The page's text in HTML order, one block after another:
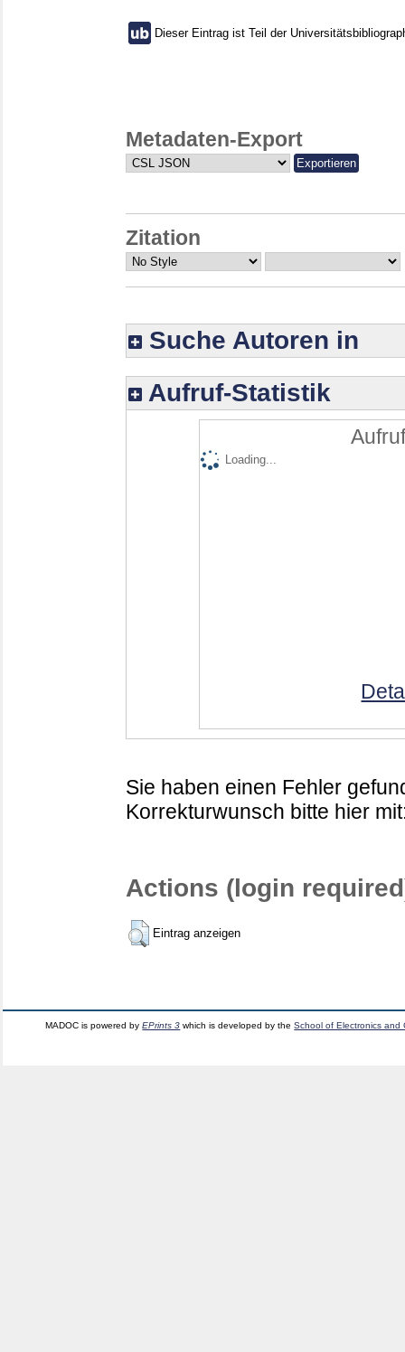
Dieser Eintrag ist Teil der
Metadaten-Export
Zitation
Suche Autoren in
Aufruf-Statistik
Loading...
Sie haben einen Fehler
Korrekturwunsch bitte hier
Actions (login
Eintrag anzeigen
MADOC is powered byEPrints 3 which is developed by theSchool of Electronics and